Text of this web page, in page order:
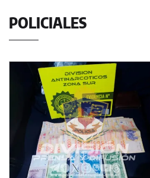
POLICIALES